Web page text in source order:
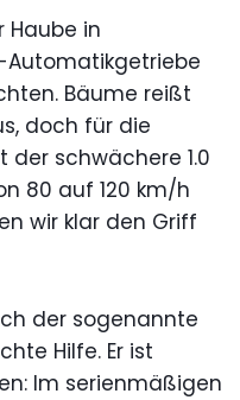
Haube in
Automatikgetriebe
Bäume reißt
doch für die
schwächere 1.0
80 auf 120 km/h
wir klar den Griff
der sogenannte
Hilfe. Er ist
Im serienmäßigen